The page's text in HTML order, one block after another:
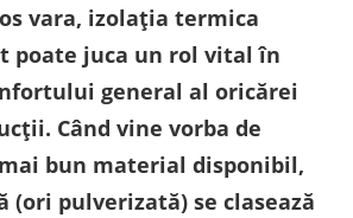
vara, izolația termica
poate juca un rol vital în
general al oricărei
Când vine vorba de
bun material disponibil,
(ori pulverizată) se clasează